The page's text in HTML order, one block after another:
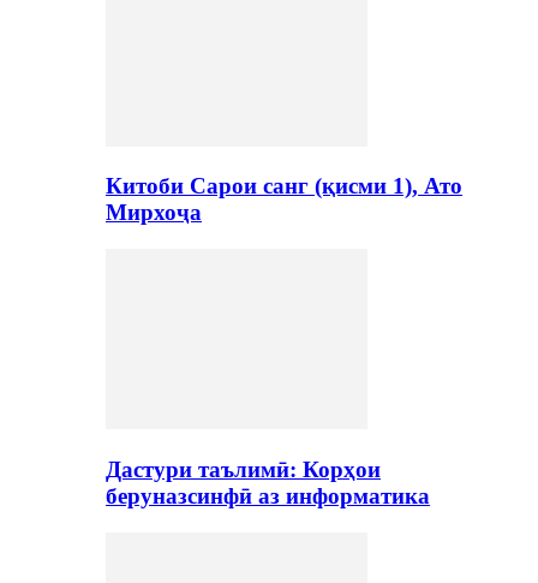
Китоби Сарои санг (қисми 1), Ато
Мирхоҷа
Дастури таълимӣ: Корҳои
беруназсинфӣ аз информатика